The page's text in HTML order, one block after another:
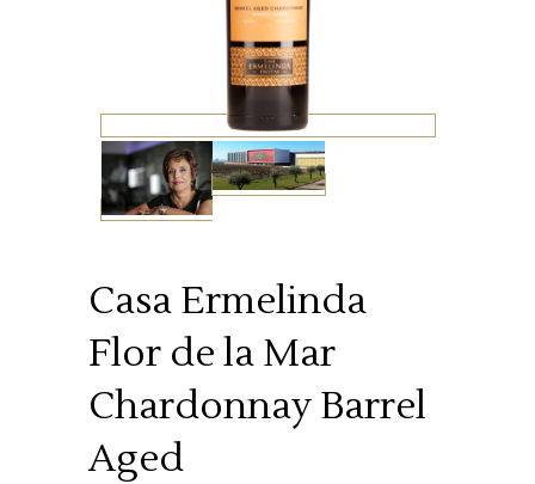
Casa Ermelinda
Flor de la Mar
Chardonnay Barrel
Aged